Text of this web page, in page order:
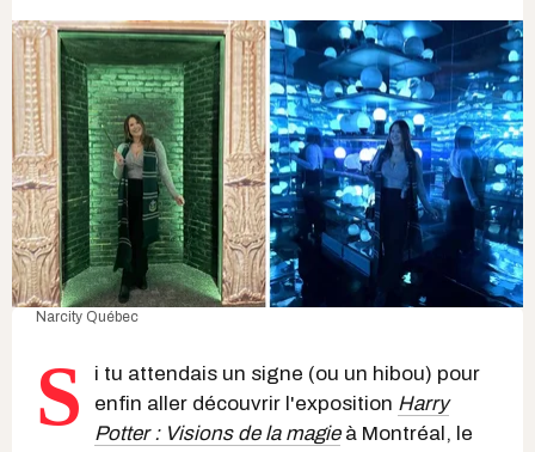
Narcity Québec
S
i tu attendais un signe (ou un hibou) pour
enfin aller découvrir l'exposition Harry
Potter : Visions de la magie à Montréal, le